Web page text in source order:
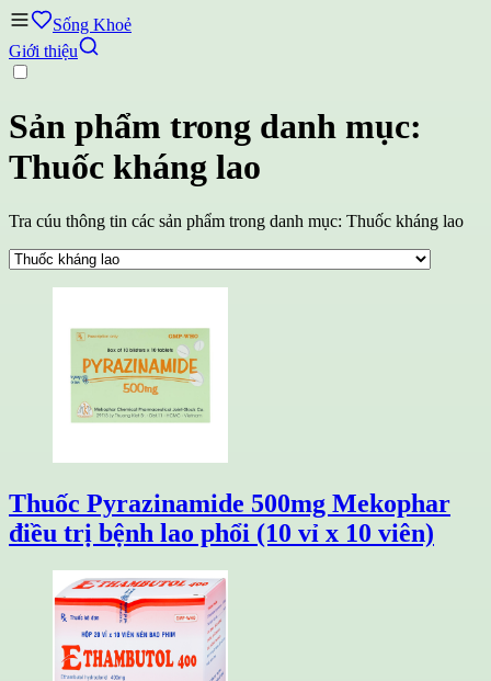
Sống Khoẻ
Giới thiệu
Sản phẩm trong danh mục:
Thuốc kháng lao
Tra cúu thông tin các sản phẩm trong danh mục: Thuốc kháng lao
Thuốc Pyrazinamide 500mg Mekophar
điều trị bệnh lao phổi (10 vỉ x 10 viên)